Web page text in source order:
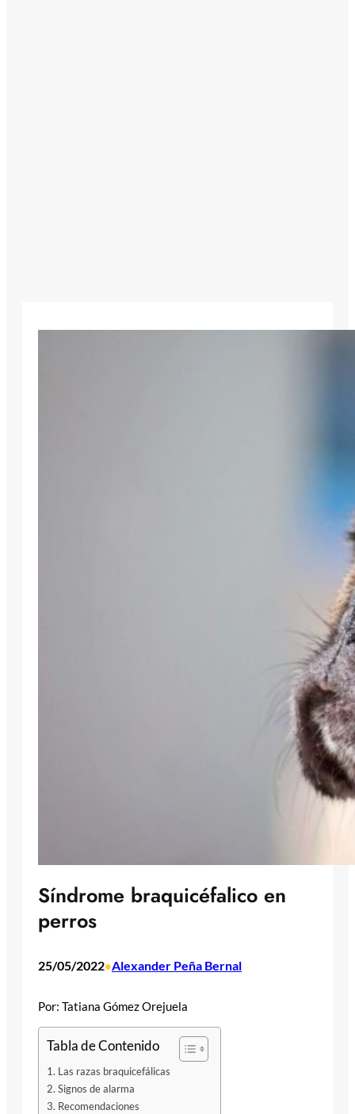
Síndrome braquicéfalico en
perros
25/05/2022•Alexander Peña Bernal
Por: Tatiana Gómez Orejuela
Tabla de Contenido
Las razas braquicefálicas
Signos de alarma
Recomendaciones